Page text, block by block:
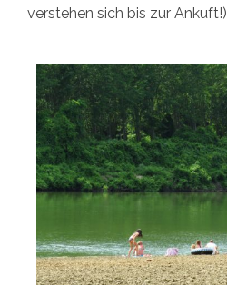
verstehen sich bis zur Ankuft!)